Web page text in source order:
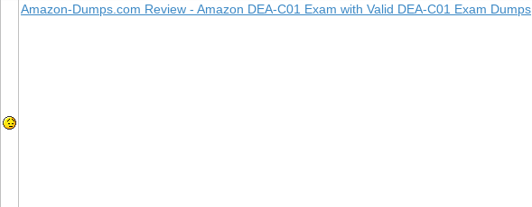
Amazon-Dumps.com Review - Amazon DEA-C01 Exam with Valid DEA-C01 Exam Dumps